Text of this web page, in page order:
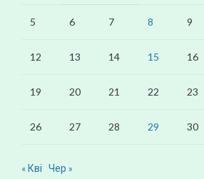
5 6 7 8 9
12 13 14 15 16
19 20 21 22 23
26 27 28 29 30
« Кві Чер »